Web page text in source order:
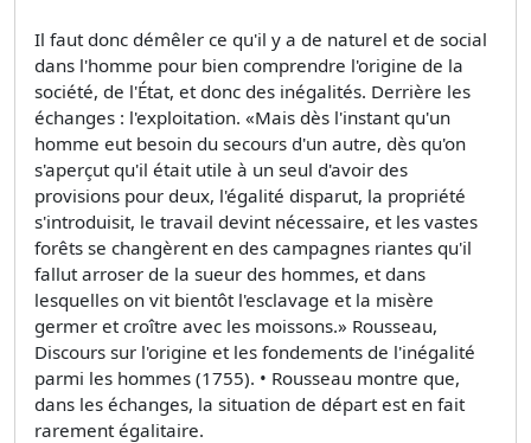
Il faut donc démêler ce qu'il y a de naturel et de social
dans l'homme pour bien comprendre l'origine de la
société, de l'État, et donc des inégalités. Derrière les
échanges : l'exploitation. «Mais dès l'instant qu'un
homme eut besoin du secours d'un autre, dès qu'on
s'aperçut qu'il était utile à un seul d'avoir des
provisions pour deux, l'égalité disparut, la propriété
s'introduisit, le travail devint nécessaire, et les vastes
forêts se changèrent en des campagnes riantes qu'il
fallut arroser de la sueur des hommes, et dans
lesquelles on vit bientôt l'esclavage et la misère
germer et croître avec les moissons.» Rousseau,
Discours sur l'origine et les fondements de l'inégalité
parmi les hommes (1755). • Rousseau montre que,
dans les échanges, la situation de départ est en fait
rarement égalitaire.